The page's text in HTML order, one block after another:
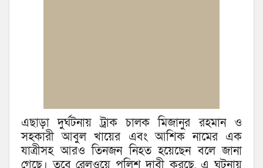
এছাড়া দুর্ঘটনায় ট্রাক চালক মিজানুর রহমান ও
সহকারী আবুল খায়ের এবং আশিক নামের এক
যাত্রীসহ আরও তিনজন নিহত হয়েছেন বলে জানা